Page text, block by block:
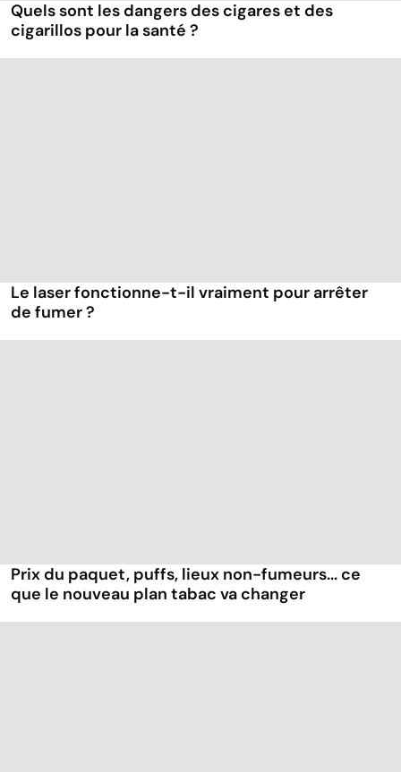
Quels sont les dangers des cigares et des
cigarillos pour la santé ?
Le laser fonctionne-t-il vraiment pour arrêter
de fumer ?
Prix du paquet, puffs, lieux non-fumeurs... ce
que le nouveau plan tabac va changer